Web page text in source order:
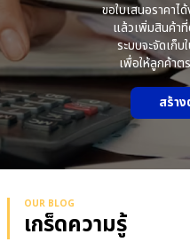
ขอใบเสนอราคาไ
แล้วเพิ่มสินค้า
ระบบจะจัดเก็
เพื่อให้ลูกค้า
สร้า
OUR BLOG
เกร็ดความรู้